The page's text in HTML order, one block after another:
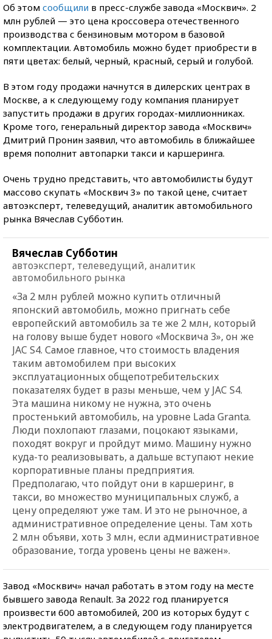
Об этом сообщили в пресс-службе завода «Москвич». 2
млн рублей — это цена кроссовера отечественного
производства с бензиновым мотором в базовой
комплектации. Автомобиль можно будет приобрести в
пяти цветах: белый, черный, красный, серый и голубой.
В этом году продажи начнутся в дилерских центрах в
Москве, а к следующему году компания планирует
запустить продажи в других городах-миллионниках.
Кроме того, генеральный директор завода «Москвич»
Дмитрий Пронин заявил, что автомобиль в ближайшее
время пополнит автопарки такси и каршеринга.
Очень трудно представить, что автомобилисты будут
массово скупать «Москвич 3» по такой цене, считает
автоэксперт, телеведущий, аналитик автомобильного
рынка Вячеслав Субботин.
Вячеслав Субботин
автоэксперт, телеведущий, аналитик
автомобильного рынка
«За 2 млн рублей можно купить отличный
японский автомобиль, можно пригнать себе
европейский автомобиль за те же 2 млн, который
на голову выше будет нового «Москвича 3», он же
JAC S4. Самое главное, что стоимость владения
таким автомобилем при высоких
эксплуатационных общепотребительских
показателях будет в разы меньше, чем у JAC S4.
Эта машина никому не нужна, это очень
простенький автомобиль, на уровне Lada Granta.
Люди похлопают глазами, поцокают языками,
походят вокруг и пройдут мимо. Машину нужно
куда-то реализовывать, а дальше вступают некие
корпоративные планы предприятия.
Предполагаю, что пойдут они в каршеринг, в
такси, во множество муниципальных служб, а
цену определяют уже там. И это не рыночное, а
административное определение цены. Там хоть
2 млн объяви, хоть 3 млн, если административное
образование, тогда уровень цены не важен».
Завод «Москвич» начал работать в этом году на месте
бывшего завода Renault. За 2022 год планируется
произвести 600 автомобилей, 200 из которых будут с
электродвигателем, а в следующем году планируется